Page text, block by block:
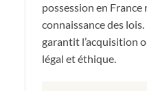
possession en
connaissance des
garantit l’acquisition
légal et éthique.